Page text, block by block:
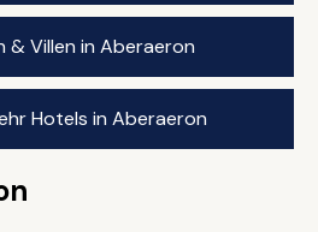
& Villen in Aberaeron
Hotels in Aberaeron